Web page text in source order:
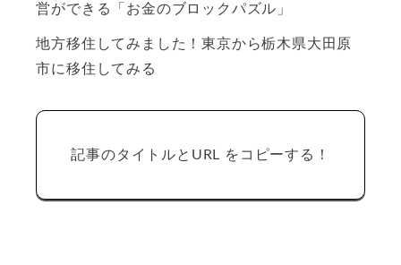
営ができる「お金のブロックパズル」
地方移住してみました！東京から栃木県大田原
市に移住してみる
記事のタイトルとURL をコピーする！